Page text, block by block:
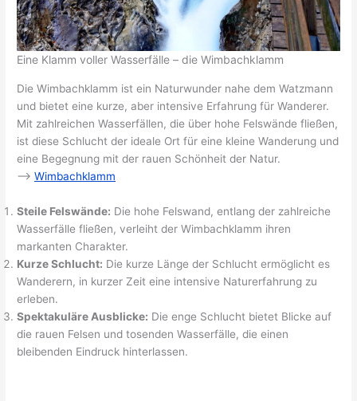
Eine Klamm voller Wasserfälle – die Wimbachklamm
Die Wimbachklamm ist ein Naturwunder nahe dem Watzmann
und bietet eine kurze, aber intensive Erfahrung für Wanderer.
Mit zahlreichen Wasserfällen, die über hohe Felswände fließen,
ist diese Schlucht der ideale Ort für eine kleine Wanderung und
eine Begegnung mit der rauen Schönheit der Natur.
–>Wimbachklamm
Steile Felswände: Die hohe Felswand, entlang der zahlreiche
Wasserfälle fließen, verleiht der Wimbachklamm ihren
markanten Charakter.
Kurze Schlucht: Die kurze Länge der Schlucht ermöglicht es
Wanderern, in kurzer Zeit eine intensive Naturerfahrung zu
erleben.
Spektakuläre Ausblicke: Die enge Schlucht bietet Blicke auf
die rauen Felsen und tosenden Wasserfälle, die einen
bleibenden Eindruck hinterlassen.